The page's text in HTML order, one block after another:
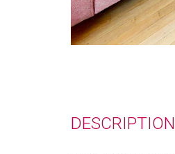
DESCRIPTION